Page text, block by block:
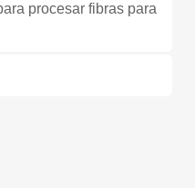
procesar fibras para